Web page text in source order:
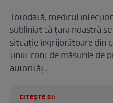
Totodată, medicul
subliniat că țara noastră
situație îngrijorătoare din
ținut cont de măsurile de
autorități.
CITEȘTE ȘI: